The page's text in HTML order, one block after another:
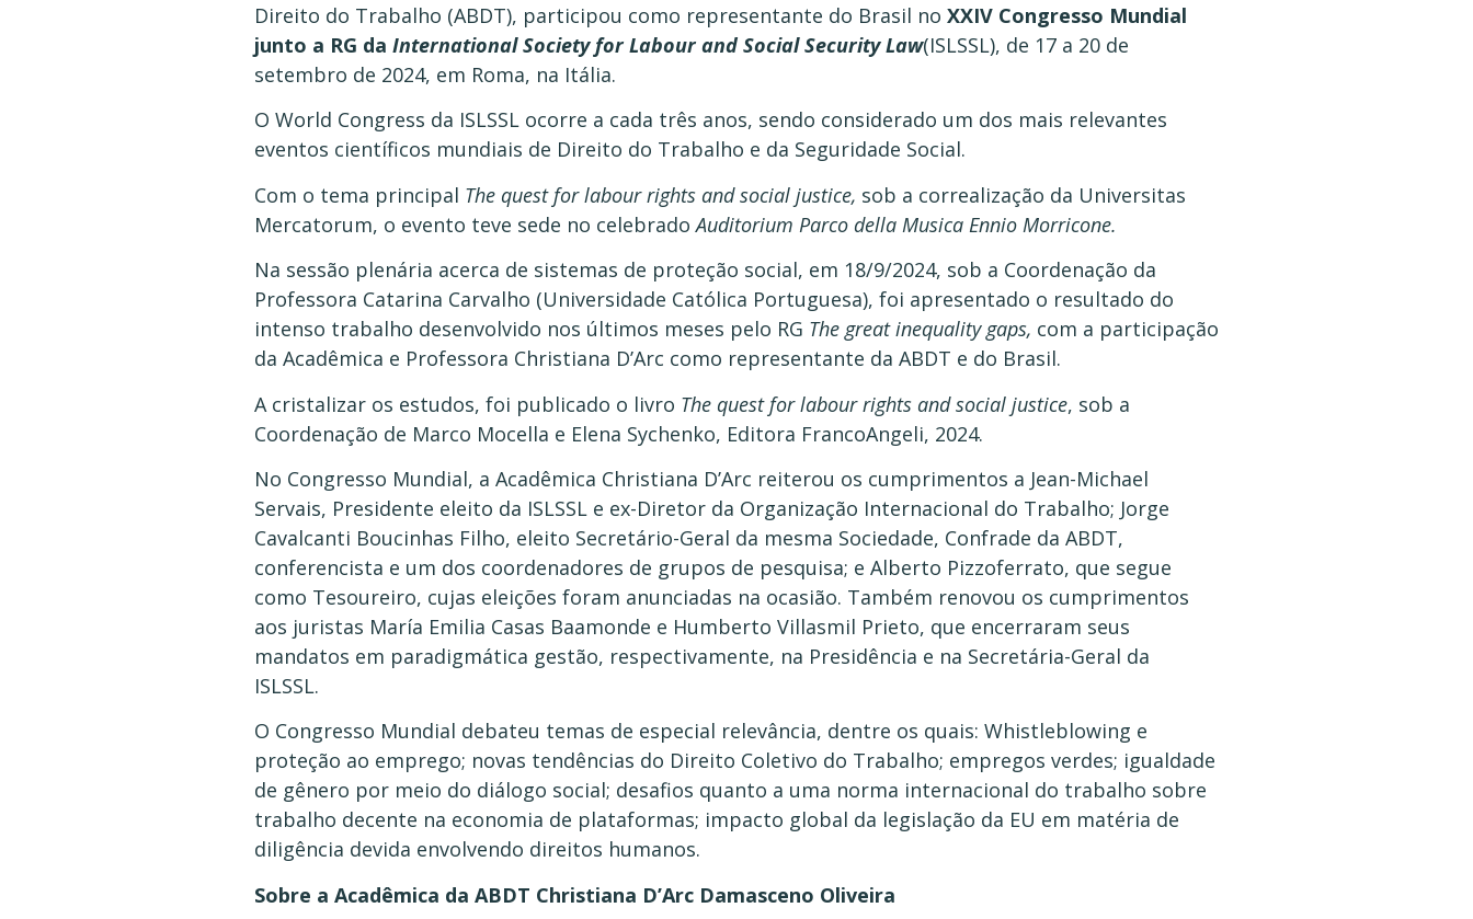
Direito do Trabalho (ABDT), participou como representante do Brasil no XXIV Congresso Mundial
junto a RG da International Society for Labour and Social Security Law(ISLSSL), de 17 a 20 de
setembro de 2024, em Roma, na Itália.
O World Congress da ISLSSL ocorre a cada três anos, sendo considerado um dos mais relevantes
eventos científicos mundiais de Direito do Trabalho e da Seguridade Social.
Com o tema principal The quest for labour rights and social justice, sob a correalização da Universitas
Mercatorum, o evento teve sede no celebradoAuditorium Parco della Musica Ennio Morricone.
Na sessão plenária acerca de sistemas de proteção social, em 18/9/2024, sob a Coordenação da
Professora Catarina Carvalho (Universidade Católica Portuguesa), foi apresentado o resultado do
intenso trabalho desenvolvido nos últimos meses pelo RG The great inequality gaps, com a participação
da Acadêmica e Professora Christiana D’Arc como representante da ABDT e do Brasil.
A cristalizar os estudos, foi publicado o livro The quest for labour rights and social justice, sob a
Coordenação de Marco Mocella e Elena Sychenko, Editora FrancoAngeli, 2024.
No Congresso Mundial, a Acadêmica Christiana D’Arc reiterou os cumprimentos a Jean-Michael
Servais, Presidente eleito da ISLSSL e ex-Diretor da Organização Internacional do Trabalho; Jorge
Cavalcanti Boucinhas Filho, eleito Secretário-Geral da mesma Sociedade, Confrade da ABDT,
conferencista e um dos coordenadores de grupos de pesquisa; e Alberto Pizzoferrato, que segue
como Tesoureiro, cujas eleições foram anunciadas na ocasião. Também renovou os cumprimentos
aos juristas María Emilia Casas Baamonde e Humberto Villasmil Prieto, que encerraram seus
mandatos em paradigmática gestão, respectivamente, na Presidência e na Secretária-Geral da
ISLSSL.
O Congresso Mundial debateu temas de especial relevância, dentre os quais: Whistleblowing e
proteção ao emprego; novas tendências do Direito Coletivo do Trabalho; empregos verdes; igualdade
de gênero por meio do diálogo social; desafios quanto a uma norma internacional do trabalho sobre
trabalho decente na economia de plataformas; impacto global da legislação da EU em matéria de
diligência devida envolvendo direitos humanos.
Sobre a Acadêmica da ABDT Christiana D’Arc Damasceno Oliveira